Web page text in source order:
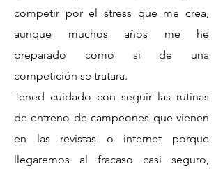
competir por el stress que me crea,
aunque muchos años me he
preparado como si de una
competición se tratara.
Tened cuidado con seguir las rutinas
de entreno de campeones que vienen
en las revistas o internet porque
llegaremos al fracaso casi seguro,